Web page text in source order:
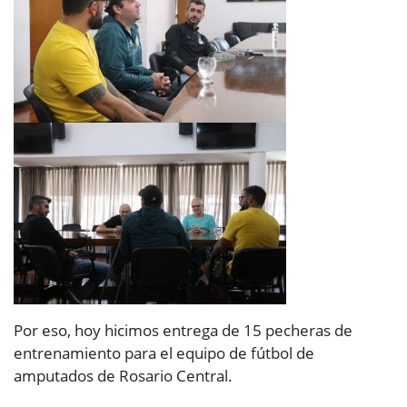
Por eso, hoy hicimos entrega de 15 pecheras de
entrenamiento para el equipo de fútbol de
amputados de Rosario Central.